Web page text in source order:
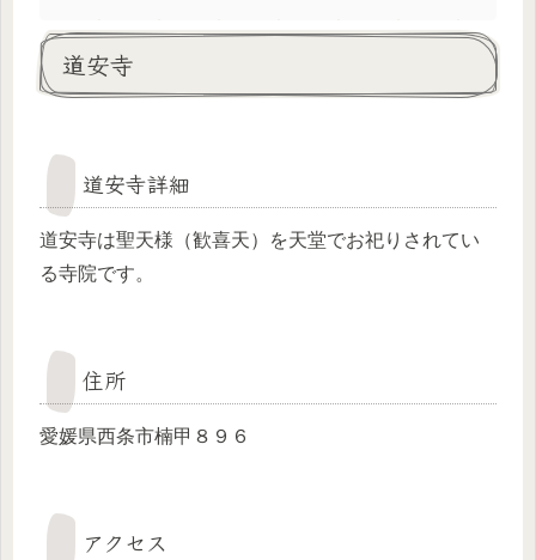
道安寺
道安寺詳細
道安寺は聖天様（歓喜天）を天堂でお祀りされてい
る寺院です。
住所
愛媛県西条市楠甲８９６
アクセス